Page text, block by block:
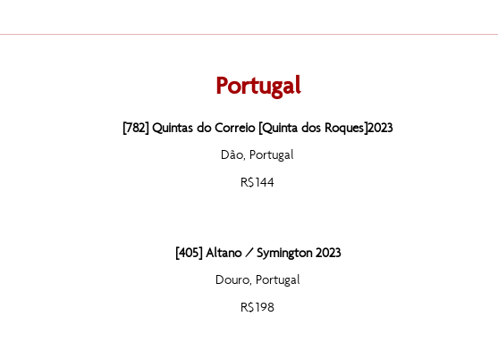
Portugal
[782] Quintas do Correio [Quinta dos Roques]2023
Dão, Portugal
R$ 144
[405] Altano / Symington 2023
Douro, Portugal
R$ 198